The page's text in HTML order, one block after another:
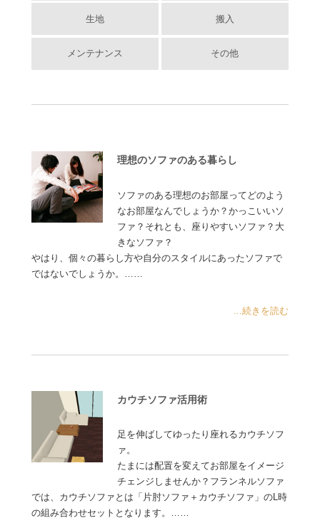
生地 搬入
メンテナンス その他
理想のソファのある暮らし
ソファのある理想のお部屋ってどのよう
なお部屋なんでしょうか？かっこいいソ
ファ？それとも、座りやすいソファ？大
きなソファ？
やはり、個々の暮らし方や自分のスタイルにあったソファで
ではないでしょうか。……
...続きを読む
カウチソファ活用術
足を伸ばしてゆったり座れるカウチソフ
ァ。
たまには配置を変えてお部屋をイメージ
チェンジしませんか？フランネルソファ
では、カウチソファとは「片肘ソファ＋カウチソファ」のL時
の組み合わせセットとなります。……